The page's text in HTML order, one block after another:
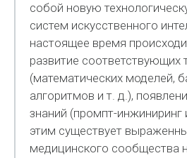
собой новую
систем искусственного
настоящее время
развитие соответствующих
(математических моделей,
алгоритмов и т. д.),
знаний (промпт-инжиниринг
этим существует
медицинского сообщества